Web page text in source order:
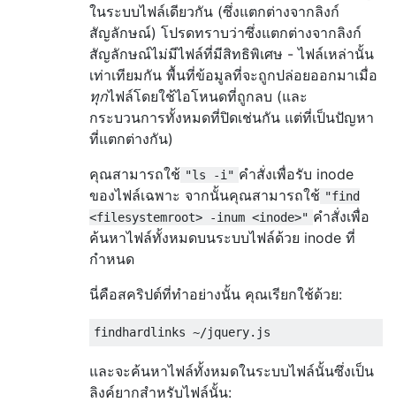
ในระบบไฟล์เดียวกัน (ซึ่งแตกต่างจากลิงก์
สัญลักษณ์) โปรดทราบว่าซึ่งแตกต่างจากลิงก์
สัญลักษณ์ไม่มีไฟล์ที่มีสิทธิพิเศษ - ไฟล์เหล่านั้น
เท่าเทียมกัน พื้นที่ข้อมูลที่จะถูกปล่อยออกมาเมื่อ
ทุกไฟล์โดยใช้ไอโหนดที่ถูกลบ (และ
กระบวนการทั้งหมดที่ปิดเช่นกัน แต่ที่เป็นปัญหา
ที่แตกต่างกัน)
คุณสามารถใช้ "ls -i" คำสั่งเพื่อรับ inode
ของไฟล์เฉพาะ จากนั้นคุณสามารถใช้ "find
<filesystemroot> -inum <inode>" คำสั่งเพื่อ
ค้นหาไฟล์ทั้งหมดบนระบบไฟล์ด้วย inode ที่
กำหนด
นี่คือสคริปต์ที่ทำอย่างนั้น คุณเรียกใช้ด้วย:
และจะค้นหาไฟล์ทั้งหมดในระบบไฟล์นั้นซึ่งเป็น
ลิงค์ยากสำหรับไฟล์นั้น: